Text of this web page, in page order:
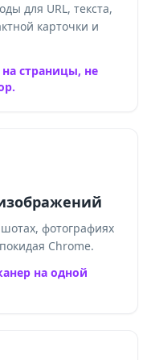
для URL, текста,
карточки и
страницы, не
фотографиях
Chrome.
на одной